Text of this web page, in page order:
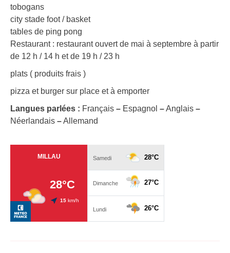
tobogans
city stade foot / basket
tables de ping pong
Restaurant : restaurant ouvert de mai à septembre à partir
de 12 h / 14 h et de 19 h / 23 h
plats ( produits frais )
pizza et burger sur place et à emporter
Langues parlées : Français – Espagnol –Anglais –
Néerlandais –Allemand